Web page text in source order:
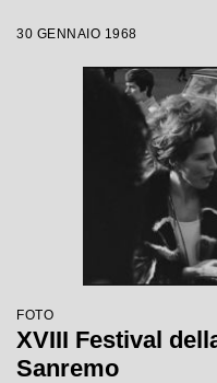
30 GENNAIO 1968
FOTO
XVIII Festival
Sanremo